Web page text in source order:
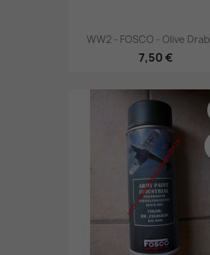
WW2 - FOSCO - Olive Drab
7,50 €